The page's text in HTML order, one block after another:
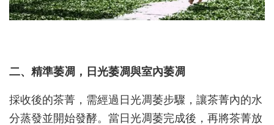
二、精準萎凋，日光萎凋與室內萎凋
採收後的茶菁，需經過日光凋萎步驟，讓茶菁內的水
分蒸發並開始發酵。當日光凋萎完成後，再將茶菁放